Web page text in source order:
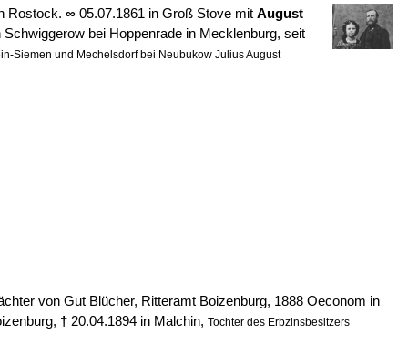
Rostock. ∞ 05.07.1861 in Groß Stove mit August
bei Hoppenrade in Mecklenburg, seit
Siemen und Mechelsdorf bei Neubukow Julius August
von Gut Blücher, Ritteramt Boizenburg, 1888 Oeconom in
† 20.04.1894 in Malchin, Tochter des Erbzinsbesitzers